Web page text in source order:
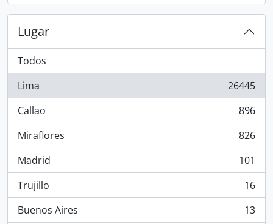
Lugar
Todos
Lima
, 26445 resultados
26445
Callao
, 896 resultados
896
Miraflores
, 826 resultados
826
Madrid
, 101 resultados
101
Trujillo
, 16 resultados
16
Buenos Aires
, 13 resultados
13